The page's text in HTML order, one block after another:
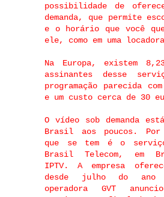
possibilidade de
demanda, que permite
e o horário que você
ele, como em uma
Na Europa, existem
assinantes desse
programação parecida
e um custo cerca de 30
O vídeo sob demanda
Brasil aos poucos. Por
que se tem é o
Brasil Telecom, em
IPTV. A empresa
desde julho do ano
operadora GVT